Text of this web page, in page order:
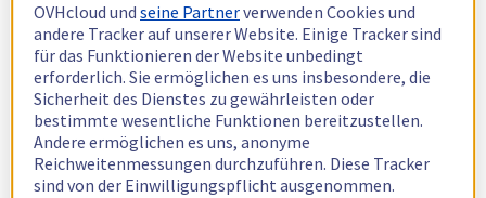
OVHcloud undseine Partnerverwenden Cookies und
andere Tracker auf unserer Website. Einige Tracker sind
für das Funktionieren der Website unbedingt
erforderlich. Sie ermöglichen es uns insbesondere, die
Sicherheit des Dienstes zu gewährleisten oder
bestimmte wesentliche Funktionen bereitzustellen.
Andere ermöglichen es uns, anonyme
Reichweitenmessungen durchzuführen. Diese Tracker
sind von der Einwilligungspflicht ausgenommen.